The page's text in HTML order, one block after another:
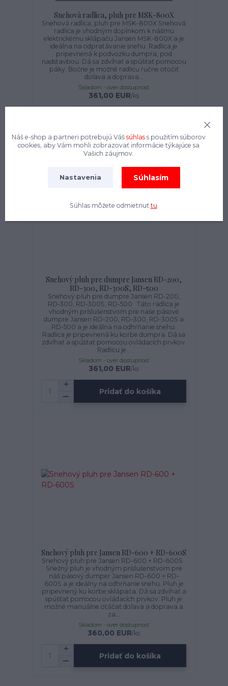
Snehová radlica, pluh pre MSK-800X
Snehová radlica, pluh pre MSK-800X Snehová
radlica je vhodným doplnkom k nášmu
elektrickému sklápaču Jansen MSK-800X a je
ideálna na odpratávanie snehu. Radlica je
pripevnená k podvozku dumpra, pod
nadstavbou. Dá sa zdvíhať a spúšťať pomocou
páky. Bočne je možné radlicu ručne otočiť
doľava a doprava...
361,00 EUR/ks
Skladom - over dostupnosť
Snehový pluh pre dumpre Jansen RD-200,
RD-300, RD-300S, RD-500
Snehový pluh pre dumpre Jansen RD-200,
RD-300, RD-300S, RD-500 Táto radlica je
vhodným príslušenstvom pre naše pásové
dumpre Jansen RD-200, RD-300, RD-300S a
RD-500 a je ideálna na odhŕňanie snehu.
Radlica je pripevnená ku korbe dumpra. Dá sa
zdvíhať a spúšťať pomocou ovládacích prvkov.
Radlicu je...
361,00 EUR/ks
Skladom - over dostupnosť
Pridať do košíka
Snehový pluh pre Jansen RD-600 + RD-600S
Snehový pluh pre Jansen RD-600 + RD-600S
Snežný pluh je vhodným príslušenstvom pre
náš pásový dumper Jansen RD-600 + RD-
600S a je ideálny na odhŕňanie snehu. Pluh je
pripevnený ku korbe sklápača. Dá sa zdvíhať a
spúšťať pomocou ovládacích prvkov. Pluh je
možné manuálne otáčať doľava a doprava a
za...
360,00 EUR/ks
Skladom - over dostupnosť
Pridať do košíka
Náš e-shop a partneri potrebujú Vášsúhlas s použitím súborov
cookies, aby Vám mohli zobrazovať informácie týkajúce sa
Vašich záujmov.
Nastavenia Súhlasím
Súhlas môžete odmietnuť tu.